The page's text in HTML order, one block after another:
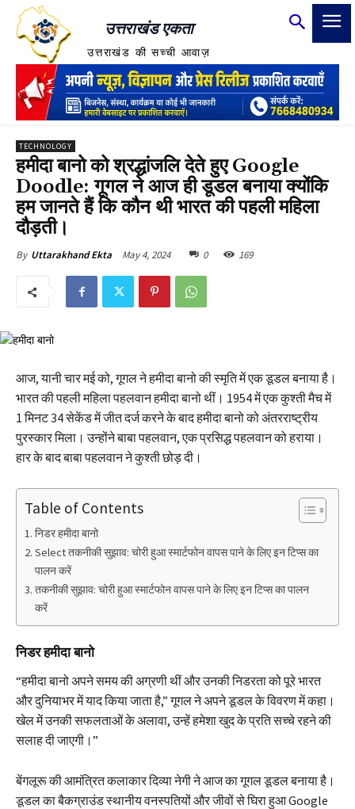
उत्तराखंड एकता
उत्तराखंड की सच्ची आवाज़
TECHNOLOGY
हमीदा बानो को श्रद्धांजलि देते हुए Google
Doodle: गूगल ने आज ही डूडल बनाया क्योंकि
हम जानते हैं कि कौन थी भारत की पहली महिला
दौड़ती।
By Uttarakhand Ekta May 4, 2024 0 169
आज, यानी चार मई को, गूगल ने हमीदा बानो की स्मृति में एक डूडल बनाया है।
भारत की पहली महिला पहलवान हमीदा बानो थीं। 1954 में एक कुश्ती मैच में
1 मिनट 34 सेकेंड में जीत दर्ज करने के बाद हमीदा बानो को अंतरराष्ट्रीय
पुरस्कार मिला। उन्होंने बाबा पहलवान, एक प्रसिद्ध पहलवान को हराया।
हार के बाद बाबा पहलवान ने कुश्ती छोड़ दी।
Table of Contents
निडर हमीदा बानो
Select तकनीकी सुझाव: चोरी हुआ स्मार्टफोन वापस पाने के लिए इन टिप्स का
पालन करें
तकनीकी सुझाव: चोरी हुआ स्मार्टफोन वापस पाने के लिए इन टिप्स का पालन
करें
निडर हमीदा बानो
“हमीदा बानो अपने समय की अग्रणी थीं और उनकी निडरता को पूरे भारत
और दुनियाभर में याद किया जाता है,” गूगल ने अपने डूडल के विवरण में कहा।
खेल में उनकी सफलताओं के अलावा, उन्हें हमेशा खुद के प्रति सच्चे रहने की
सलाह दी जाएगी।”
बेंगलूरू की आमंत्रित कलाकार दिव्या नेगी ने आज का गूगल डूडल बनाया है।
डूडल का बैकग्राउंड स्थानीय वनस्पतियों और जीवों से घिरा हुआ Google